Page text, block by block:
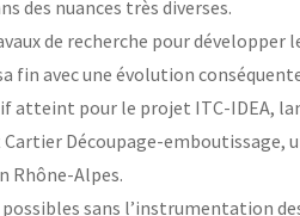
des nuances très diverses.
de recherche pour développer
fin avec une évolution
atteint pour le projet ITC-IDEA,
Découpage-emboutissage,
Rhône-Alpes.
sans l’instrumentation